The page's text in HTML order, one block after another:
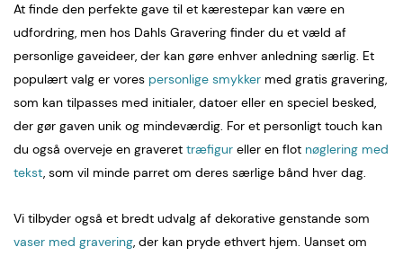
At finde den perfekte gave til et kærestepar kan være en
udfordring, men hos Dahls Gravering finder du et væld af
personlige gaveideer, der kan gøre enhver anledning særlig. Et
populært valg er vores personlige smykker med gratis gravering,
som kan tilpasses med initialer, datoer eller en speciel besked,
der gør gaven unik og mindeværdig. For et personligt touch kan
du også overveje en graveret træfigur eller en flot nøglering med
tekst, som vil minde parret om deres særlige bånd hver dag.
Vi tilbyder også et bredt udvalg af dekorative genstande som
vaser med gravering, der kan pryde ethvert hjem. Uanset om